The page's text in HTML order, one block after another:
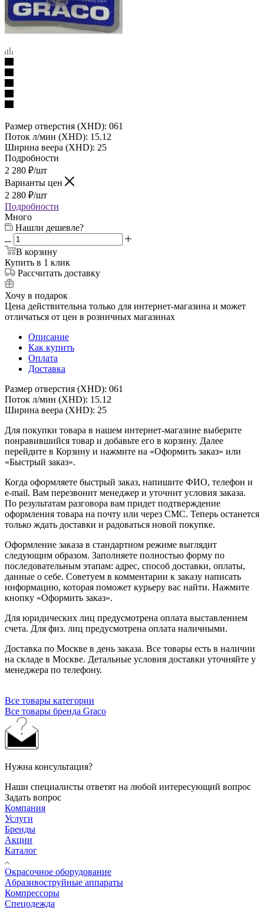
Размер отверстия (XHD): 061
Поток л/мин (XHD): 15.12
Ширина веера (XHD): 25
Подробности
2 280 ₽/шт
Варианты цен
2 280 ₽/шт
Подробности
Много
Нашли дешевле?
В корзину
Купить в 1 клик
Рассчитать доставку
Хочу в подарок
Цена действительна только для интернет-магазина и может
отличаться от цен в розничных магазинах
Описание
Как купить
Оплата
Доставка
Размер отверстия (XHD): 061
Поток л/мин (XHD): 15.12
Ширина веера (XHD): 25
Для покупки товара в нашем интернет-магазине выберите
понравившийся товар и добавьте его в корзину. Далее
перейдите в Корзину и нажмите на «Оформить заказ» или
«Быстрый заказ».
Когда оформляете быстрый заказ, напишите ФИО, телефон и
e-mail. Вам перезвонит менеджер и уточнит условия заказа.
По результатам разговора вам придет подтверждение
оформления товара на почту или через СМС. Теперь останется
только ждать доставки и радоваться новой покупке.
Оформление заказа в стандартном режиме выглядит
следующим образом. Заполняете полностью форму по
последовательным этапам: адрес, способ доставки, оплаты,
данные о себе. Советуем в комментарии к заказу написать
информацию, которая поможет курьеру вас найти. Нажмите
кнопку «Оформить заказ».
Для юридических лиц предусмотрена оплата выставлением
счета. Для физ. лиц предусмотрена оплата наличными.
Доставка по Москве в день заказа. Все товары есть в наличии
на складе в Москве. Детальные условия доставки уточняйте у
менеджера по телефону.
Все товары категории
Все товары бренда Graco
Нужна консультация?
Наши специалисты ответят на любой интересующий вопрос
Задать вопрос
Компания
Услуги
Бренды
Акции
Каталог
Окрасочное оборудование
Aбразивоструйные аппараты
Компрессоры
Спецодежда